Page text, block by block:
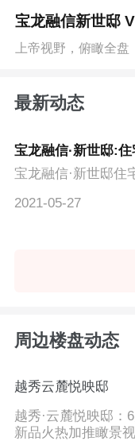
宝龙融信新世邸
上帝视野，俯瞰全盘
最新动态
宝龙融信·新世邸:
宝龙融信·新世邸住
2021-05-27
周边楼盘动态
越秀云麓悦映邸
越秀·云麓悦映邸：
新品火热加推瞰景